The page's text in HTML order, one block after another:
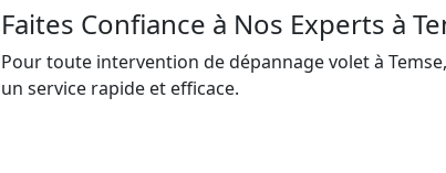
Faites Confiance à Nos Experts à
Pour toute intervention de dépannage volet à
un service rapide et efficace.